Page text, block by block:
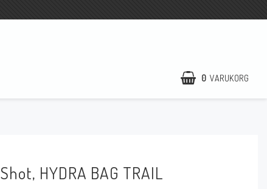
0 VARUKORG
Shot, HYDRA BAG TRAIL